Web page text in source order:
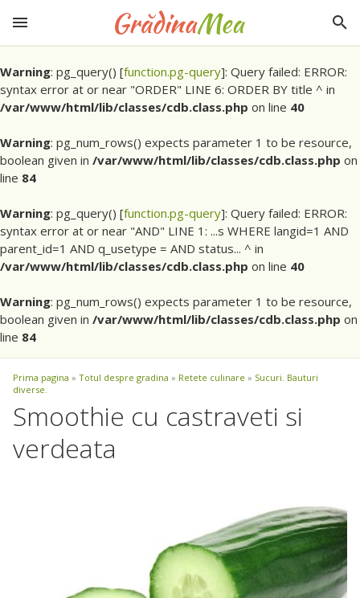
Warning: pg_query() [function.pg-query]: Query failed: ERROR:
syntax error at or near "ORDER" LINE 6: ORDER BY title ^ in
/var/www/html/lib/classes/cdb.class.php on line 40
Warning: pg_num_rows() expects parameter 1 to be resource,
boolean given in /var/www/html/lib/classes/cdb.class.php on
line 84
Warning: pg_query() [function.pg-query]: Query failed: ERROR:
syntax error at or near "AND" LINE 1: ...s WHERE langid=1 AND
parent_id=1 AND q_usetype = AND status... ^ in
/var/www/html/lib/classes/cdb.class.php on line 40
Warning: pg_num_rows() expects parameter 1 to be resource,
boolean given in /var/www/html/lib/classes/cdb.class.php on
line 84
Prima pagina » Totul despre gradina » Retete culinare » Sucuri. Bauturi
diverse.
Smoothie cu castraveti si
verdeata